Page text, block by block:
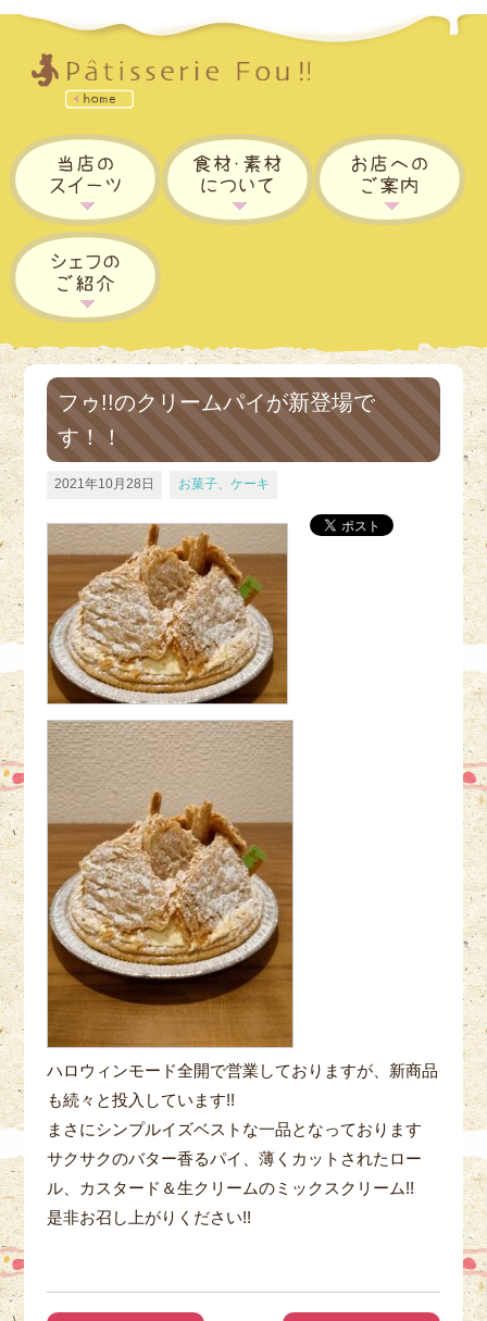
フゥ!!のクリームパイが新登場で
す！！
2021年10月28日 お菓子、ケーキ
ハロウィンモード全開で営業しておりますが、新商品
も続々と投入しています!!
まさにシンプルイズベストな一品となっております
サクサクのバター香るパイ、薄くカットされたロー
ル、カスタード＆生クリームのミックスクリーム!!
是非お召し上がりください!!